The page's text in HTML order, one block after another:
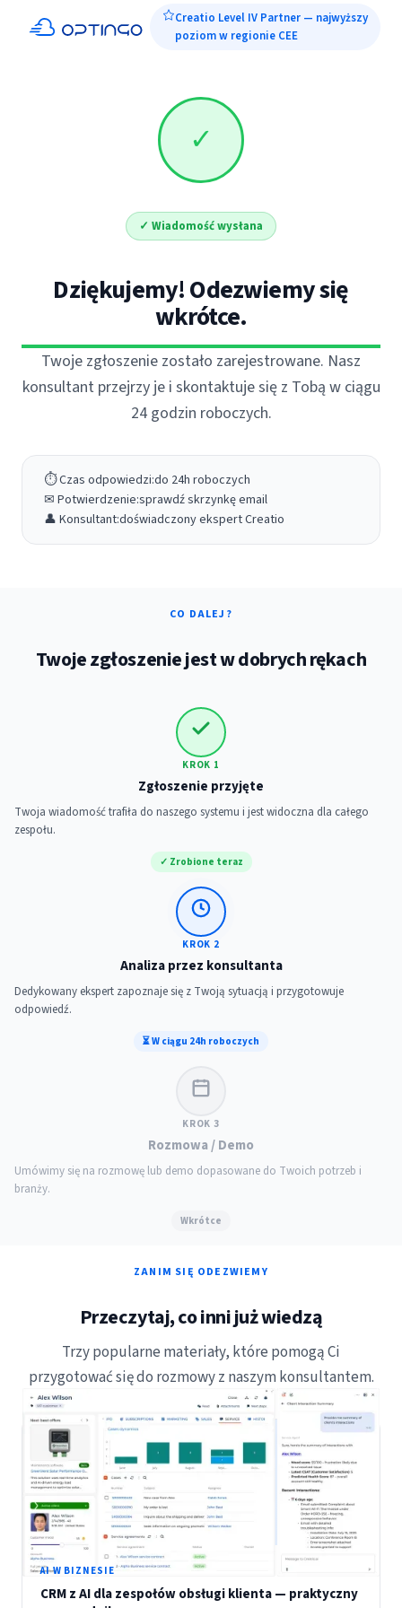
Creatio Level IV Partner — najwyższy
poziom w regionie CEE
✓
✓ Wiadomość wysłana
Dziękujemy! Odezwiemy się
wkrótce.
Twoje zgłoszenie zostało zarejestrowane. Nasz
konsultant przejrzy je i skontaktuje się z Tobą w ciągu
24 godzin roboczych.
⏱ Czas odpowiedzi:do 24h roboczych
✉ Potwierdzenie:sprawdź skrzynkę email
👤 Konsultant:doświadczony ekspert Creatio
CO DALEJ?
Twoje zgłoszenie jest w dobrych rękach
KROK 1
Zgłoszenie przyjęte
Twoja wiadomość trafiła do naszego systemu i jest widoczna dla całego
zespołu.
✓ Zrobione teraz
KROK 2
Analiza przez konsultanta
Dedykowany ekspert zapoznaje się z Twoją sytuacją i przygotowuje
odpowiedź.
⏳ W ciągu 24h roboczych
KROK 3
Rozmowa / Demo
Umówimy się na rozmowę lub demo dopasowane do Twoich potrzeb i
branży.
Wkrótce
ZANIM SIĘ ODEZWIEMY
Przeczytaj, co inni już wiedzą
Trzy popularne materiały, które pomogą Ci
przygotować się do rozmowy z naszym konsultantem.
AI W BIZNESIE
CRM z AI dla zespołów obsługi klienta — praktyczny